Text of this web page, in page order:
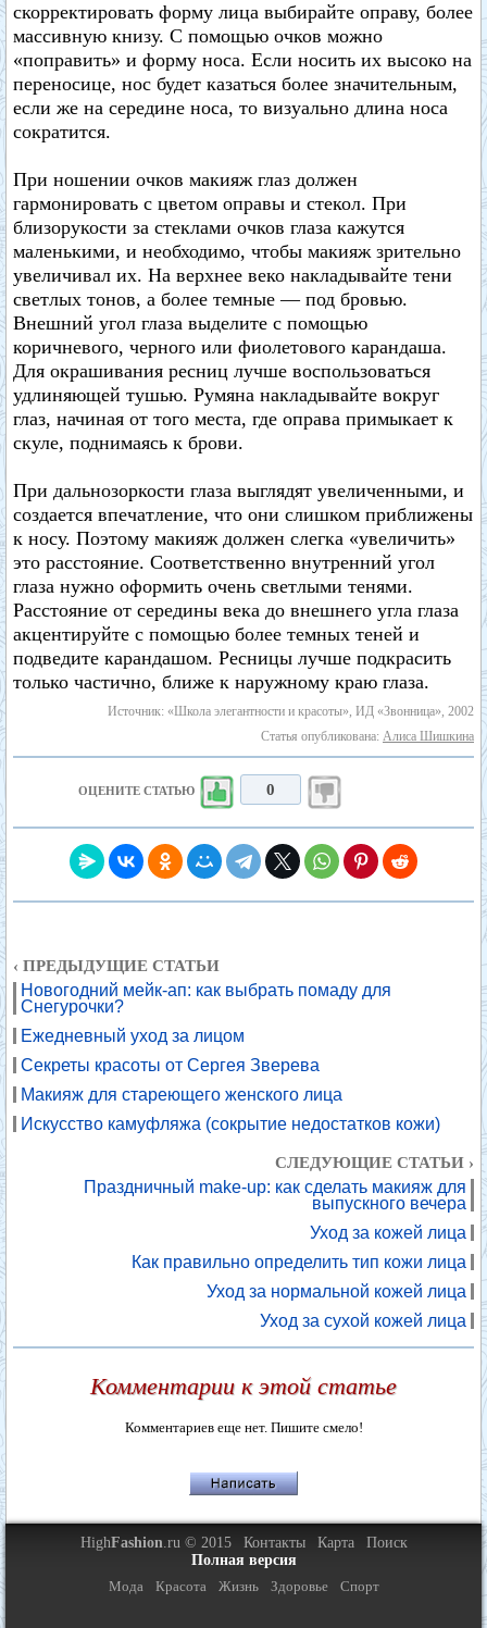
скорректировать форму лица выбирайте оправу, более
массивную книзу. С помощью очков можно
«поправить» и форму носа. Если носить их высоко на
переносице, нос будет казаться более значительным,
если же на середине носа, то визуально длина носа
сократится.
При ношении очков макияж глаз должен
гармонировать с цветом оправы и стекол. При
близорукости за стеклами очков глаза кажутся
маленькими, и необходимо, чтобы макияж зрительно
увеличивал их. На верхнее веко накладывайте тени
светлых тонов, а более темные — под бровью.
Внешний угол глаза выделите с помощью
коричневого, черного или фиолетового карандаша.
Для окрашивания ресниц лучше воспользоваться
удлиняющей тушью. Румяна накладывайте вокруг
глаз, начиная от того места, где оправа примыкает к
скуле, поднимаясь к брови.
При дальнозоркости глаза выглядят увеличенными, и
создается впечатление, что они слишком приближены
к носу. Поэтому макияж должен слегка «увеличить»
это расстояние. Соответственно внутренний угол
глаза нужно оформить очень светлыми тенями.
Расстояние от середины века до внешнего угла глаза
акцентируйте с помощью более темных теней и
подведите карандашом. Ресницы лучше подкрасить
только частично, ближе к наружному краю глаза.
Источник: «Школа элегантности и красоты», ИД «Звонница», 2002
Статья опубликована: Алиса Шишкина
ОЦЕНИТЕ СТАТЬЮ 0
‹ ПРЕДЫДУЩИЕ СТАТЬИ
Новогодний мейк-ап: как выбрать помаду для
Снегурочки?
Ежедневный уход за лицом
Секреты красоты от Сергея Зверева
Макияж для стареющего женского лица
Искусство камуфляжа (сокрытие недостатков кожи)
СЛЕДУЮЩИЕ СТАТЬИ ›
Праздничный make-up: как сделать макияж для
выпускного вечера
Уход за кожей лица
Как правильно определить тип кожи лица
Уход за нормальной кожей лица
Уход за сухой кожей лица
Комментарии к этой статье
Комментариев еще нет. Пишите смело!
HighFashion.ru © 2015 Контакты Карта
Поиск
Полная версия
Мода
Красота Жизнь Здоровье Спорт